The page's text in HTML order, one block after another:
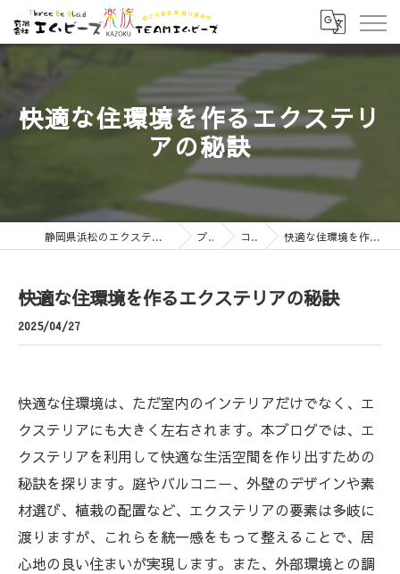
快適な住環境を作るエクステリ
アの秘訣
静岡県浜松のエクステリアなら有限会社エムビーズ ブログ コラム 快適な住環境を作るエクステリアの秘訣
快適な住環境を作るエクステリアの秘訣
2025/04/27
快適な住環境は、ただ室内のインテリアだけでなく、エ
クステリアにも大きく左右されます。本ブログでは、エ
クステリアを利用して快適な生活空間を作り出すための
秘訣を探ります。庭やバルコニー、外壁のデザインや素
材選び、植栽の配置など、エクステリアの要素は多岐に
渡りますが、これらを統一感をもって整えることで、居
心地の良い住まいが実現します。また、外部環境との調